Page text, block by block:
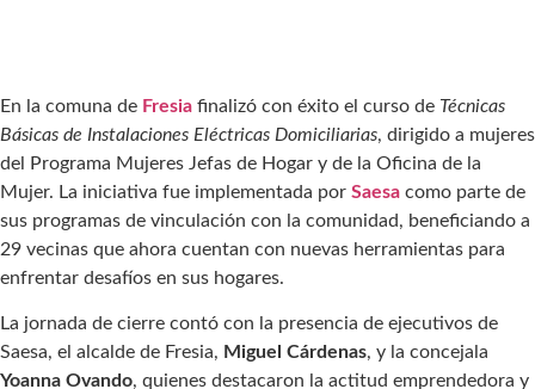
En la comuna de Fresia finalizó con éxito el curso de Técnicas
Básicas de Instalaciones Eléctricas Domiciliarias, dirigido a mujeres
del Programa Mujeres Jefas de Hogar y de la Oficina de la
Mujer. La iniciativa fue implementada por Saesa como parte de
sus programas de vinculación con la comunidad, beneficiando a
29 vecinas que ahora cuentan con nuevas herramientas para
enfrentar desafíos en sus hogares.
La jornada de cierre contó con la presencia de ejecutivos de
Saesa, el alcalde de Fresia, Miguel Cárdenas, y la concejala
Yoanna Ovando, quienes destacaron la actitud emprendedora y